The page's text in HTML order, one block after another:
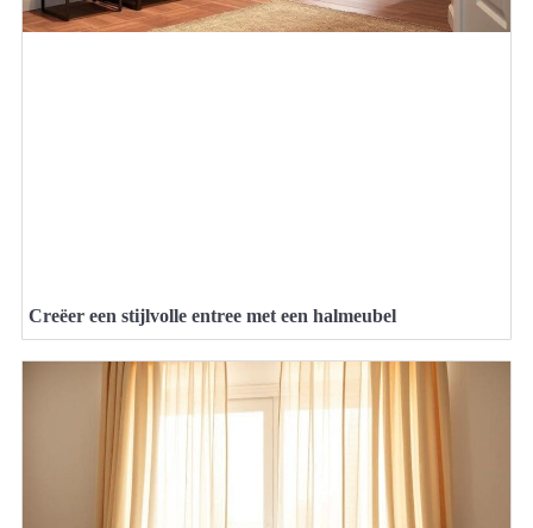
Creëer een stijlvolle entree met een halmeubel